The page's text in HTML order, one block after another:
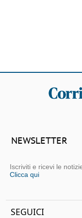
NEWSLETTER
Iscriviti e ricevi le
Clicca qui
SEGUICI